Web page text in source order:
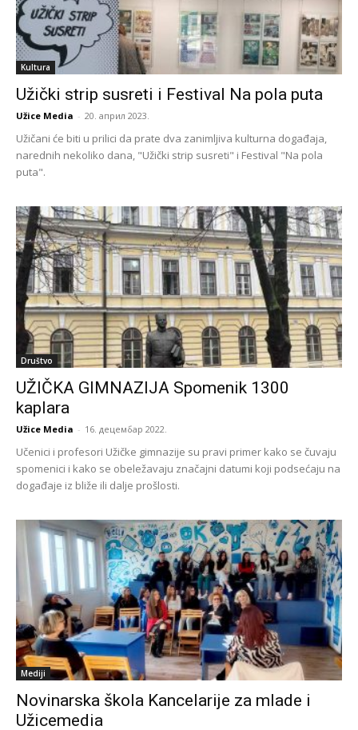
Kultura
Užički strip susreti i Festival Na pola puta
Užice Media - 20. април 2023.
Užičani će biti u prilici da prate dva zanimljiva kulturna događaja,
narednih nekoliko dana, "Užički strip susreti" i Festival "Na pola
puta".
Društvo
UŽIČKA GIMNAZIJA Spomenik 1300
kaplara
Užice Media - 16. децембар 2022.
Učenici i profesori Užičke gimnazije su pravi primer kako se čuvaju
spomenici i kako se obeležavaju značajni datumi koji podsećaju na
događaje iz bliže ili dalje prošlosti.
Mediji
Novinarska škola Kancelarije za mlade i
Užicemedia